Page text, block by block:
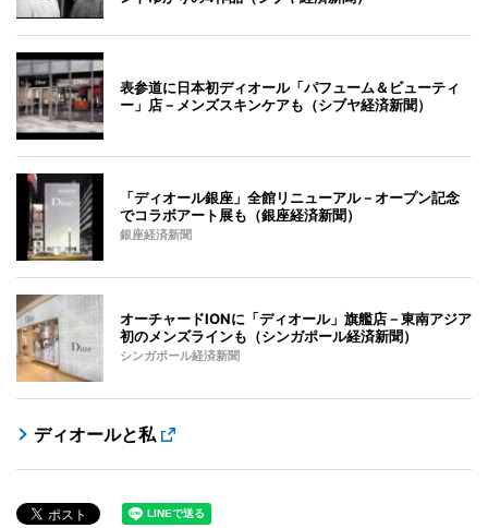
表参道に日本初ディオール「パフューム＆ビューティ
ー」店－メンズスキンケアも（シブヤ経済新聞）
「ディオール銀座」全館リニューアル－オープン記念
でコラボアート展も（銀座経済新聞）
銀座経済新聞
オーチャードIONに「ディオール」旗艦店－東南アジア
初のメンズラインも（シンガポール経済新聞）
シンガポール経済新聞
ディオールと私